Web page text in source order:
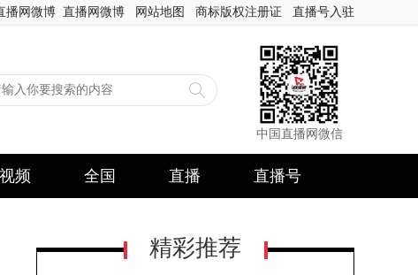
播网微博 直播网微博 网站地图 商标版权注册证 直播号入驻
中国直播网微信
视频 全国 直播 直播号
精彩推荐